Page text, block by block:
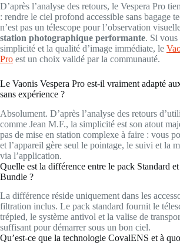
D’après l’analyse des retours, le Vespera Pro
: rendre le ciel profond accessible sans bagage
n’est pas un télescope pour l’observation
station photographique performante. Si vous
simplicité et la qualité d’image immédiate, le
Pro est un choix validé par la communauté.
Le Vaonis Vespera Pro est-il vraiment adapté
sans expérience ?
Absolument. D’après l’analyse des retours
comme Jean M.F., la simplicité est son atout
pas de mise en station complexe à faire : vous
et l’appareil gère seul le pointage, le suivi et la
via l’application.
Quelle est la différence entre le pack Standard
Bundle ?
La différence réside uniquement dans les
filtration inclus. Le pack standard fournit le
trépied, le système antivol et la valise de
suffisant pour démarrer sous un bon ciel.
Qu’est-ce que la technologie CovalENS et à